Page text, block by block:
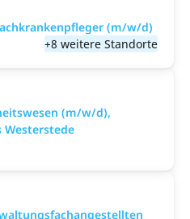
(m/w/d)
+8 weitere Standorte
(m/w/d),
Westerstede